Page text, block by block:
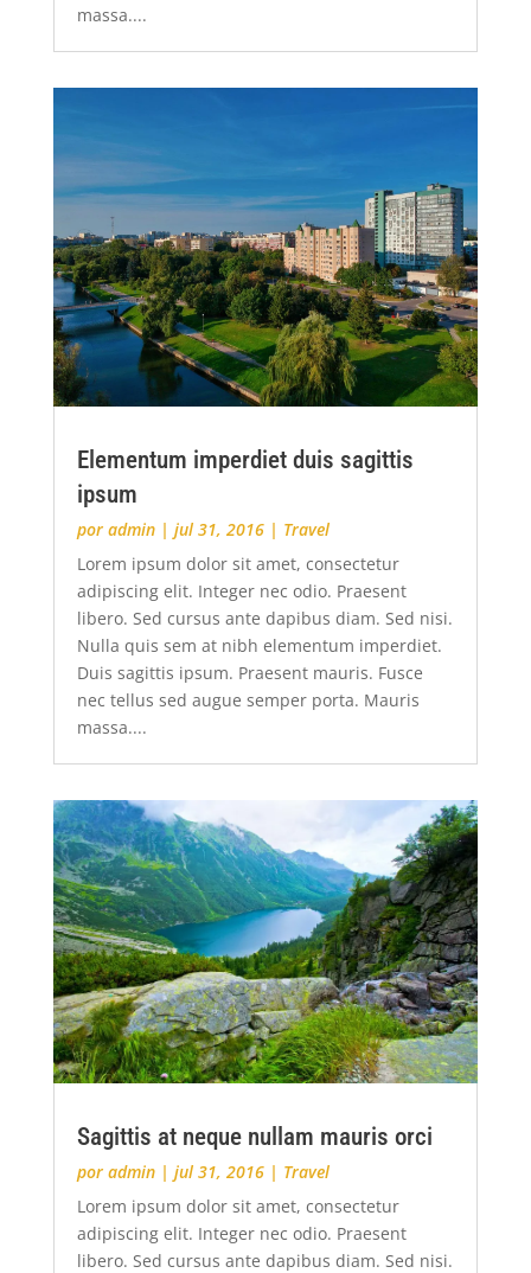
massa....
Elementum imperdiet duis sagittis
ipsum
por admin| jul 31, 2016| Travel
Lorem ipsum dolor sit amet, consectetur
adipiscing elit. Integer nec odio. Praesent
libero. Sed cursus ante dapibus diam. Sed nisi.
Nulla quis sem at nibh elementum imperdiet.
Duis sagittis ipsum. Praesent mauris. Fusce
nec tellus sed augue semper porta. Mauris
massa....
Sagittis at neque nullam mauris orci
por admin| jul 31, 2016| Travel
Lorem ipsum dolor sit amet, consectetur
adipiscing elit. Integer nec odio. Praesent
libero. Sed cursus ante dapibus diam. Sed nisi.